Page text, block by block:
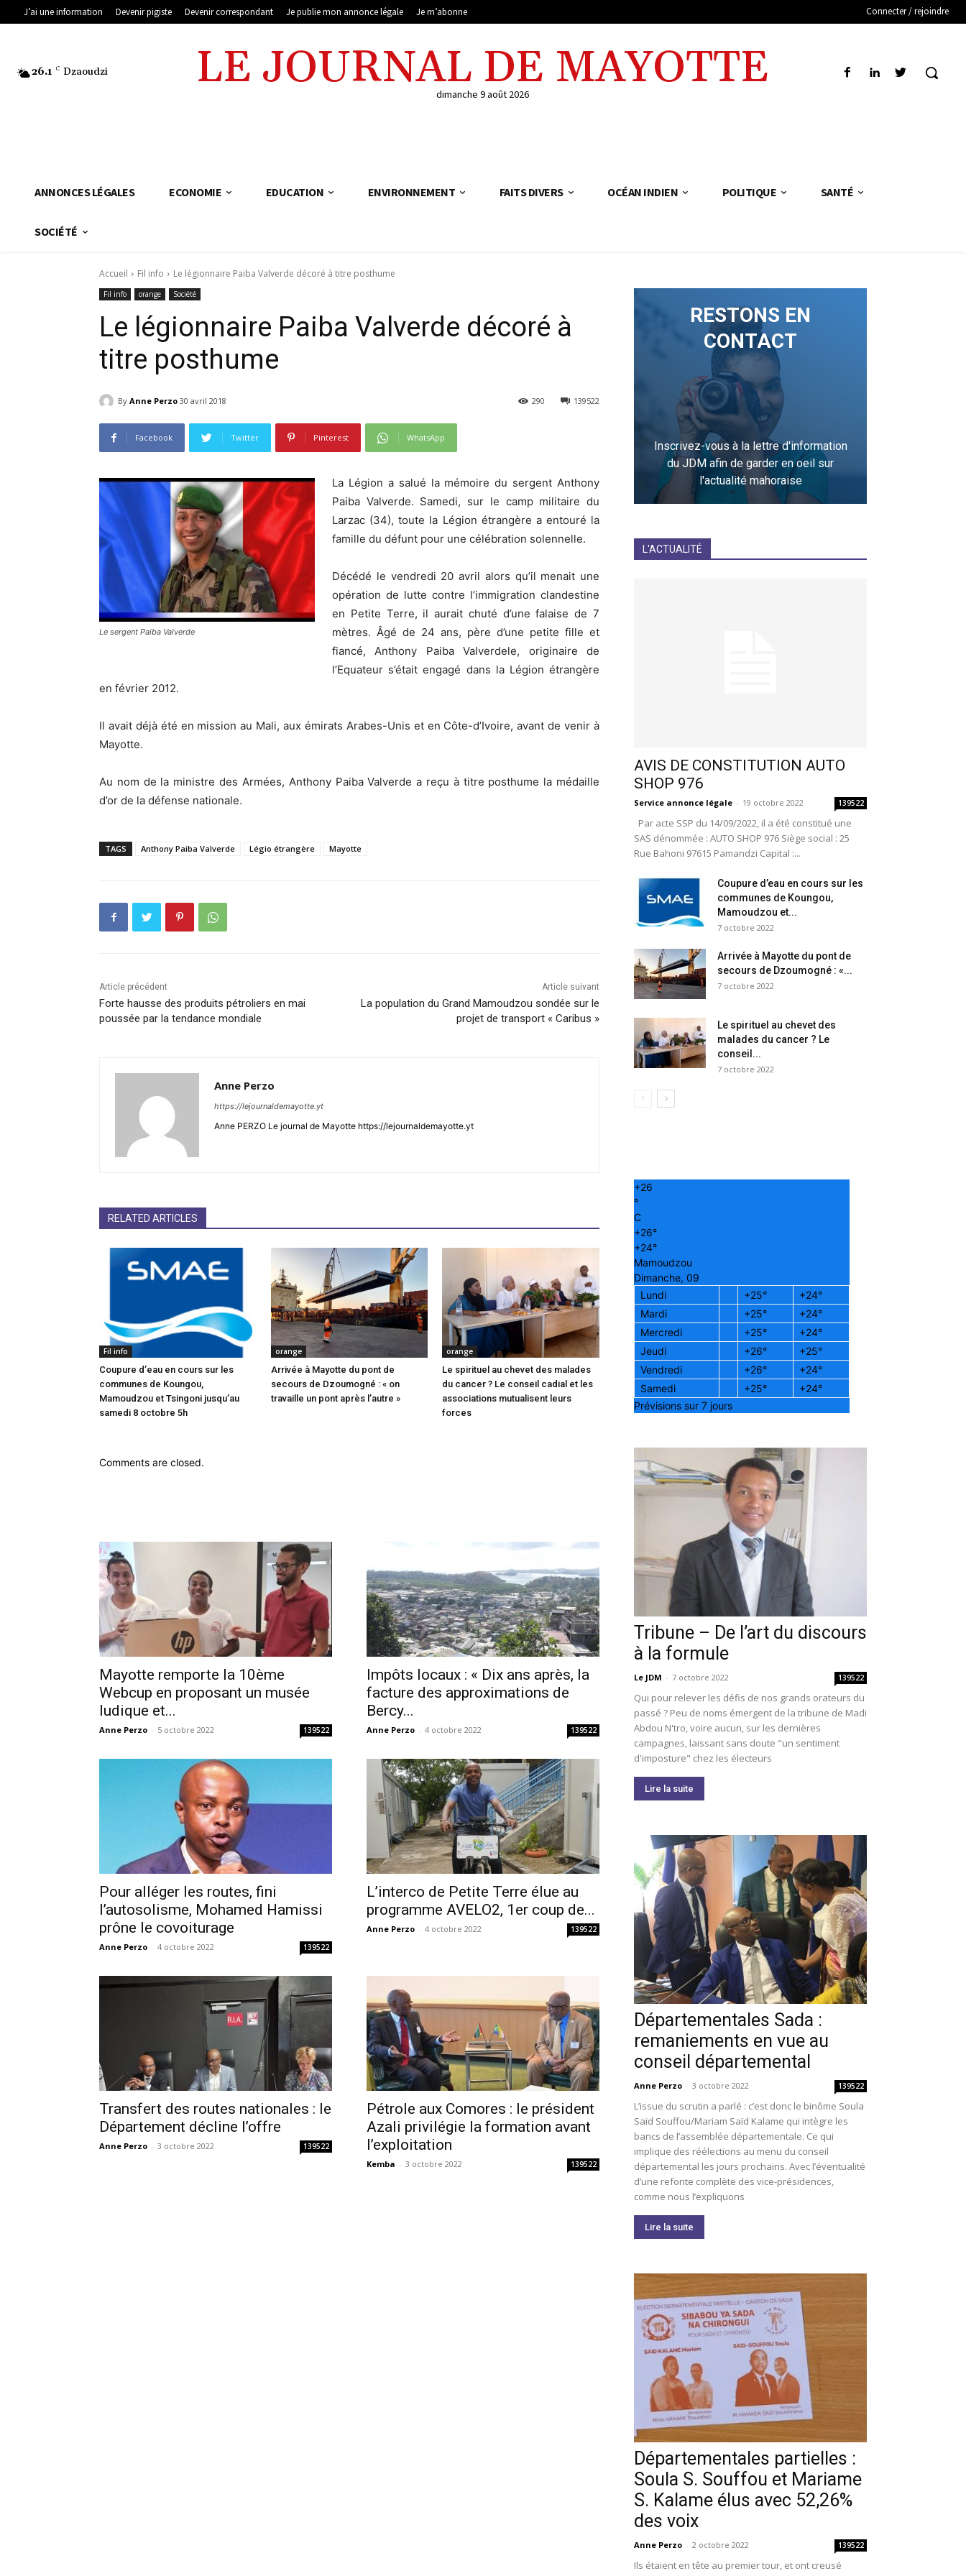
J’ai une information Devenir pigiste Devenir correspondant Je publie mon annonce légale Je m’abonne Connecter / rejoindre
26.1 C Dzaoudzi LE JOURNAL DE MAYOTTE
dimanche 9 août 2026
ANNONCES LÉGALES ECONOMIE EDUCATION ENVIRONNEMENT FAITS DIVERS OCÉAN INDIEN POLITIQUE SANTÉ
SOCIÉTÉ
Accueil Fil info Le légionnaire Paiba Valverde décoré à titre posthume
Fil info orange Société
Le légionnaire Paiba Valverde décoré à
titre posthume
By Anne Perzo 30 avril 2018 139522
290
Facebook Twitter Pinterest WhatsApp
Le sergent Paiba Valverde
La Légion a salué la mémoire du sergent Anthony
Paiba Valverde. Samedi, sur le camp militaire du
Larzac (34), toute la Légion étrangère a entouré la
famille du défunt pour une célébration solennelle.
Décédé le vendredi 20 avril alors qu’il menait une
opération de lutte contre l’immigration clandestine
en Petite Terre, il aurait chuté d’une falaise de 7
mètres. Âgé de 24 ans, père d’une petite fille et
fiancé, Anthony Paiba Valverdele, originaire de
l’Equateur s’était engagé dans la Légion étrangère
en février 2012.
Il avait déjà été en mission au Mali, aux émirats Arabes-Unis et en Côte-d’Ivoire, avant de venir à
Mayotte.
Au nom de la ministre des Armées, Anthony Paiba Valverde a reçu à titre posthume la médaille
d’or de la défense nationale.
TAGS Anthony Paiba Valverde Légio étrangère Mayotte
Article précédent
Forte hausse des produits pétroliers en mai
poussée par la tendance mondiale
Article suivant
La population du Grand Mamoudzou sondée sur le
projet de transport « Caribus »
Anne Perzo
https://lejournaldemayotte.yt
Anne PERZO Le journal de Mayotte https://lejournaldemayotte.yt
RELATED ARTICLES
Fil info
Coupure d’eau en cours sur les
communes de Koungou,
Mamoudzou et Tsingoni jusqu’au
samedi 8 octobre 5h
orange
Arrivée à Mayotte du pont de
secours de Dzoumogné : « on
travaille un pont après l’autre »
orange
Le spirituel au chevet des malades
du cancer ? Le conseil cadial et les
associations mutualisent leurs
forces
Comments are closed.
Mayotte remporte la 10ème
Webcup en proposant un musée
ludique et...
Anne Perzo - 5 octobre 2022 139522
Impôts locaux : « Dix ans après, la
facture des approximations de
Bercy...
Anne Perzo - 4 octobre 2022 139522
Pour alléger les routes, fini
l’autosolisme, Mohamed Hamissi
prône le covoiturage
Anne Perzo - 4 octobre 2022 139522
L’interco de Petite Terre élue au
programme AVELO2, 1er coup de...
Anne Perzo - 4 octobre 2022 139522
Transfert des routes nationales : le
Département décline l’offre
Anne Perzo - 3 octobre 2022 139522
Pétrole aux Comores : le président
Azali privilégie la formation avant
l’exploitation
Kemba - 3 octobre 2022 139522
RESTONS EN
CONTACT
Inscrivez-vous à la lettre d'information
du JDM afin de garder en oeil sur
l'actualité mahoraise
L'ACTUALITÉ
AVIS DE CONSTITUTION AUTO
SHOP 976
Service annonce légale - 19 octobre 2022 139522
Par acte SSP du 14/09/2022, il a été constitué une
SAS dénommée : AUTO SHOP 976 Siège social : 25
Rue Bahoni 97615 Pamandzi Capital :...
Coupure d’eau en cours sur les
communes de Koungou,
Mamoudzou et...
7 octobre 2022
Arrivée à Mayotte du pont de
secours de Dzoumogné : «...
7 octobre 2022
Le spirituel au chevet des
malades du cancer ? Le
conseil...
7 octobre 2022
+26
°
C
+26°
+24°
Mamoudzou
Dimanche, 09
Lundi
+25° +24°
Mardi
+25° +24°
Mercredi
+25° +24°
Jeudi
+26° +25°
Vendredi
+26° +24°
Samedi
+25° +24°
Prévisions sur 7 jours
Tribune – De l’art du discours
à la formule
Le JDM - 7 octobre 2022 139522
Qui pour relever les défis de nos grands orateurs du
passé ? Peu de noms émergent de la tribune de Madi
Abdou N'tro, voire aucun, sur les dernières
campagnes, laissant sans doute "un sentiment
d'imposture" chez les électeurs
Lire la suite
Départementales Sada :
remaniements en vue au
conseil départemental
Anne Perzo - 3 octobre 2022 139522
L’issue du scrutin a parlé : c’est donc le binôme Soula
Saïd Souffou/Mariam Saïd Kalame qui intègre les
bancs de l’assemblée départementale. Ce qui
implique des réélections au menu du conseil
départemental les jours prochains. Avec l’éventualité
d’une refonte complète des vice-présidences,
comme nous l’expliquons
Lire la suite
Départementales partielles :
Soula S. Souffou et Mariame
S. Kalame élus avec 52,26%
des voix
Anne Perzo - 2 octobre 2022 139522
Ils étaient en tête au premier tour, et ont creusé